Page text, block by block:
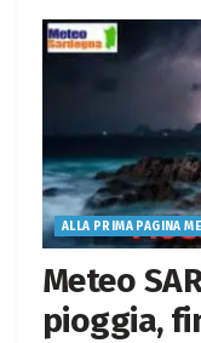
ALLA PRIMA PAGINA
Meteo
pioggia,